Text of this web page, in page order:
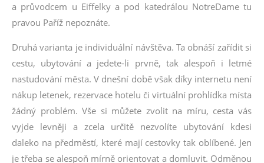
a průvodcem u Eiffelky a pod katedrálou NotreDame tu
pravou Paříž nepoznáte.
Druhá varianta je individuální návštěva. Ta obnáší zařídit si
cestu, ubytování a jedete-li prvně, tak alespoň i letmé
nastudování města. V dnešní době však díky internetu není
nákup letenek, rezervace hotelu či virtuální prohlídka místa
žádný problém. Vše si můžete zvolit na míru, cesta vás
vyjde levněji a zcela určitě nezvolíte ubytování kdesi
daleko na předměstí, které mají cestovky tak oblíbené. Jen
je třeba se alespoň mírně orientovat a domluvit. Odměnou